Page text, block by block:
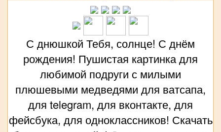
С днюшкой Тебя, солнце! С днём
рождения! Пушистая картинка для
любимой подруги с милыми
плюшевыми медведями для ватсапа,
для telegram, для вконтакте, для
фейсбука, для одноклассников! Скачать